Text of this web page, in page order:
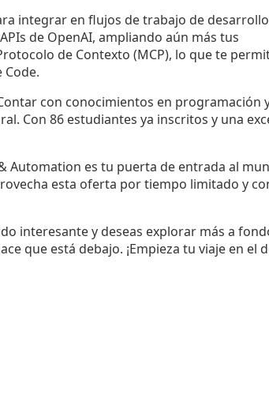
integrar en flujos de trabajo de
de OpenAI, ampliando aún más tus
de Contexto (MCP), lo que te
con conocimientos en programación
Con 86 estudiantes ya inscritos y una
Automation es tu puerta de entrada al
esta oferta por tiempo limitado y
interesante y deseas explorar más a
que está debajo. ¡Empieza tu viaje en el